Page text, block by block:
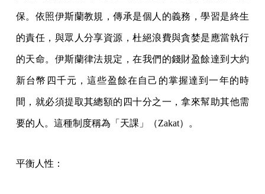
保。依照伊斯蘭教規，傳承是個人的義務，學習是終生
的責任，與眾人分享資源，杜絕浪費與貪婪是應當執行
的天命。伊斯蘭律法規定，在我們的錢財盈餘達到大約
新台幣四千元，這些盈餘在自己的掌握達到一年的時
間，就必須提取其總額的四十分之一，拿來幫助其他需
要的人。這種制度稱為「天課」（Zakat）。
平衡人性：